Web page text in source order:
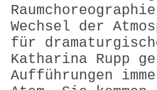
Wechsel der
für
Katharina Rupp
Aufführungen